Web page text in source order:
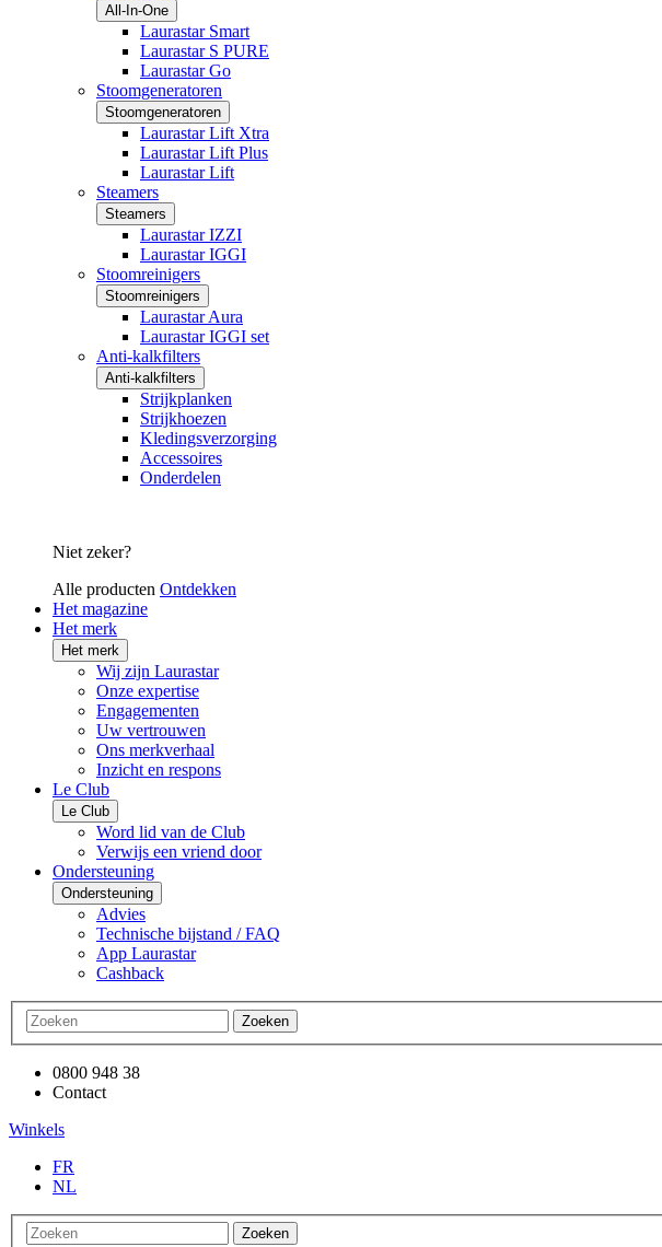
All-In-One
Laurastar Smart
Laurastar S PURE
Laurastar Go
Stoomgeneratoren
Stoomgeneratoren
Laurastar Lift Xtra
Laurastar Lift Plus
Laurastar Lift
Steamers
Steamers
Laurastar IZZI
Laurastar IGGI
Stoomreinigers
Stoomreinigers
Laurastar Aura
Laurastar IGGI set
Anti-kalkfilters
Anti-kalkfilters
Strijkplanken
Strijkhoezen
Kledingsverzorging
Accessoires
Onderdelen
Niet zeker?
Alle producten Ontdekken
Het magazine
Het merk
Het merk
Wij zijn Laurastar
Onze expertise
Engagementen
Uw vertrouwen
Ons merkverhaal
Inzicht en respons
Le Club
Le Club
Word lid van de Club
Verwijs een vriend door
Ondersteuning
Ondersteuning
Advies
Technische bijstand / FAQ
App Laurastar
Cashback
Zoeken
0800 948 38
Contact
Winkels
FR
NL
Zoeken